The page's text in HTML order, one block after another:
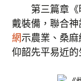
第三篇章
戴裝備，聯合
網示農業、桑
仰韶先平易近的